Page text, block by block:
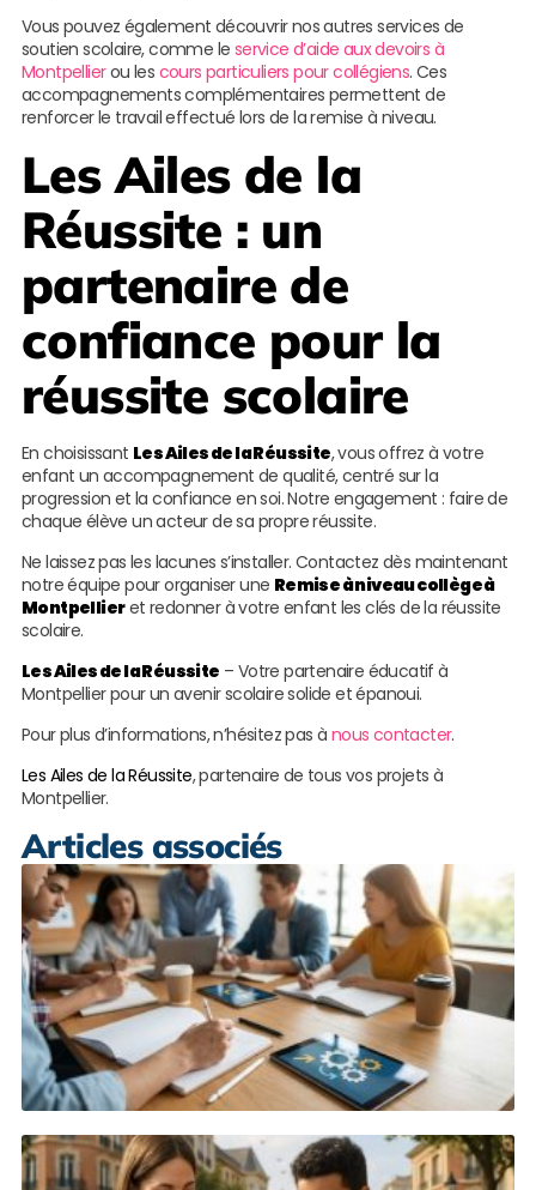
Vous pouvez également découvrir nos autres services de
soutien scolaire, comme le service d’aide aux devoirs à
Montpellierou les cours particuliers pour collégiens. Ces
accompagnements complémentaires permettent de
renforcer le travail effectué lors de la remise à niveau.
Les Ailes de la
Réussite : un
partenaire de
confiance pour la
réussite scolaire
En choisissant Les Ailes de la Réussite, vous offrez à votre
enfant un accompagnement de qualité, centré sur la
progression et la confiance en soi. Notre engagement : faire de
chaque élève un acteur de sa propre réussite.
Ne laissez pas les lacunes s’installer. Contactez dès maintenant
notre équipe pour organiser une Remise à niveau collège à
Montpellieret redonner à votre enfant les clés de la réussite
scolaire.
Les Ailes de la Réussite – Votre partenaire éducatif à
Montpellier pour un avenir scolaire solide et épanoui.
Pour plus d’informations, n’hésitez pas à nous contacter.
Les Ailes de la Réussite, partenaire de tous vos projets à
Montpellier.
Articles associés